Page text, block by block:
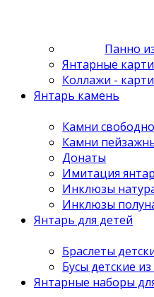
Панно
Янтарные
Коллажи -
Янтарь камень
Камни
Камни
Донаты
Имитация
Инклюзы
Инклюзы
Янтарь для детей
Браслеты
Бусы детские
Янтарные наборы